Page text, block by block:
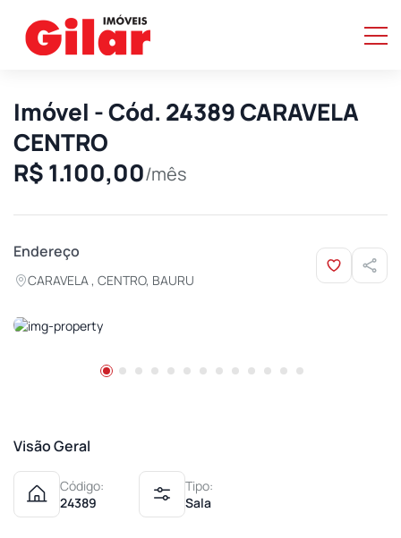
Imóvel - Cód. 24389 CARAVELA
CENTRO
R$ 1.100,00/mês
Endereço
CARAVELA , CENTRO, BAURU
Visão Geral
Código:
24389
Tipo:
Sala